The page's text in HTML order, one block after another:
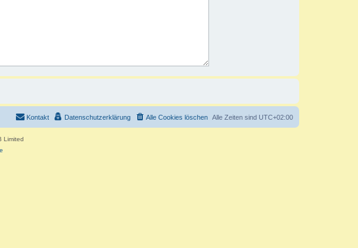
Alle Zeiten sind UTC+02:00
Alle Cookies löschen
Datenschutzerklärung
Kontakt
Limited